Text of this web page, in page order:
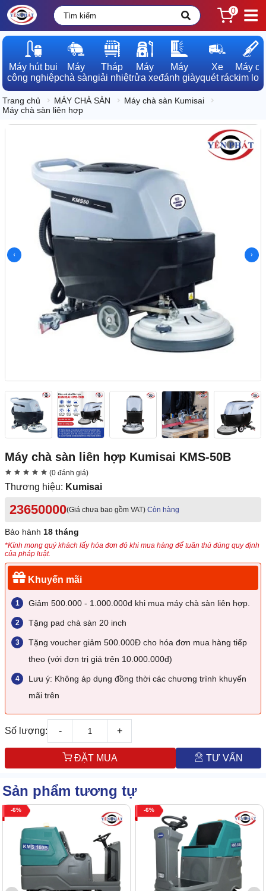
0
Máy hút bụi
công nghiệp
Máy
chà sàn
Tháp
giải nhiệt
Máy
rửa xe
Máy
đánh giày
Xe
quét rác
Máy dò
kim loại
Trang chủ MÁY CHÀ SÀN
Máy chà sàn Kumisai
Máy chà sàn liên hợp
Máy chà sàn liên hợp Kumisai KMS-50B
(0 đánh giá)
Thương hiệu: Kumisai
23650000(Giá chưa bao gồm VAT) Còn hàng
Bảo hành 18 tháng
*Kính mong quý khách lấy hóa đơn đỏ khi mua hàng để tuân thủ đúng quy định
của pháp luật.
Khuyến mãi
Giảm 500.000 - 1.000.000đ khi mua máy chà sàn liên hợp.
Tặng pad chà sàn 20 inch
Tặng voucher giảm 500.000Đ cho hóa đơn mua hàng tiếp
theo (với đơn trị giá trên 10.000.000đ)
Lưu ý: Không áp dụng đồng thời các chương trình khuyến
mãi trên
Số lượng: - +
ĐẶT MUA TƯ VẤN
Sản phẩm tương tự
6 6